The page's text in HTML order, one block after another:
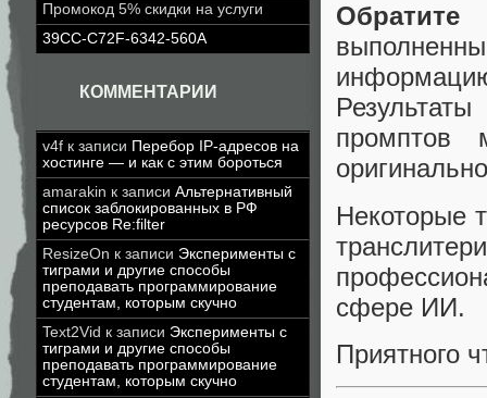
Промокод 5% скидки на услуги
39CC-C72F-6342-560A
КОММЕНТАРИИ
v4f к записи Перебор IP-адресов на
хостинге — и как с этим бороться
amarakin к записи Альтернативный
список заблокированных в РФ
ресурсов Re:filter
ResizeOn к записи Эксперименты с
тиграми и другие способы
преподавать программирование
студентам, которым скучно
Text2Vid к записи Эксперименты с
тиграми и другие способы
преподавать программирование
студентам, которым скучно
Обратите
промптов
Некоторые
сфере ИИ.
Приятного